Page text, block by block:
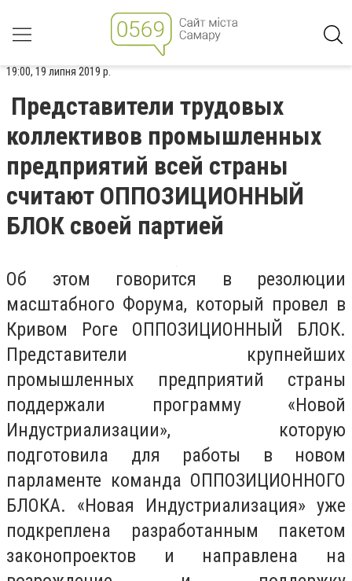
19:00, 19 липня 2019 р.
Представители трудовых
коллективов промышленных
предприятий всей страны
считают ОППОЗИЦИОННЫЙ
БЛОК своей партией
Об этом говорится в резолюции
масштабного Форума, который провел в
Кривом Роге ОППОЗИЦИОННЫЙ БЛОК.
Представители крупнейших
промышленных предприятий страны
поддержали программу «Новой
Индустриализации», которую
подготовила для работы в новом
парламенте команда ОППОЗИЦИОННОГО
БЛОКА. «Новая Индустриализация» уже
подкреплена разработанным пакетом
законопроектов и направлена на